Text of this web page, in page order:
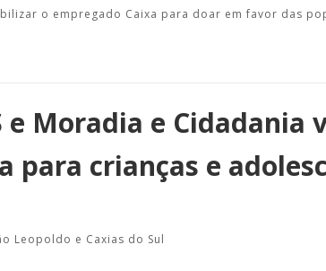
o empregado Caixa para doar em favor das
e Moradia e Cidadania
para crianças e
Leopoldo e Caxias do Sul